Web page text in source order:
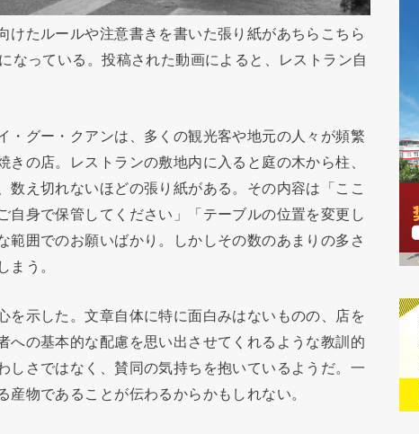
けたルールや注意書きを書いた張り紙があちらこちら
なっている。投稿された動画によると、レストラン自
・グー・クアンは、多くの観光客や地元の人々が頻繁
の店。レストランの敷地内に入ると庭の木から柱、
数え切れないほどの張り紙がある。その内容は「ここ
自身で保管してください」「テーブルの位置を変更し
範囲でのお願いばかり。しかしその数のあまりの多さ
まう。
を示した。文章自体に特に面白みはないものの、店を
への基本的な配慮を思い出させてくれるような教訓的
しさではなく、賛同の気持ちを抱いているようだ。一
物であることが伝わるからかもしれない。